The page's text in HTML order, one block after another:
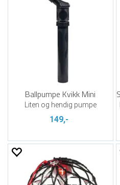
Ballpumpe Kvikk Mini
Liten og hendig pumpe
149,-